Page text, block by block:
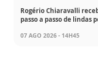
Rogério Chiaravalli
passo a passo de lindas
07 AGO 2026 - 14H45